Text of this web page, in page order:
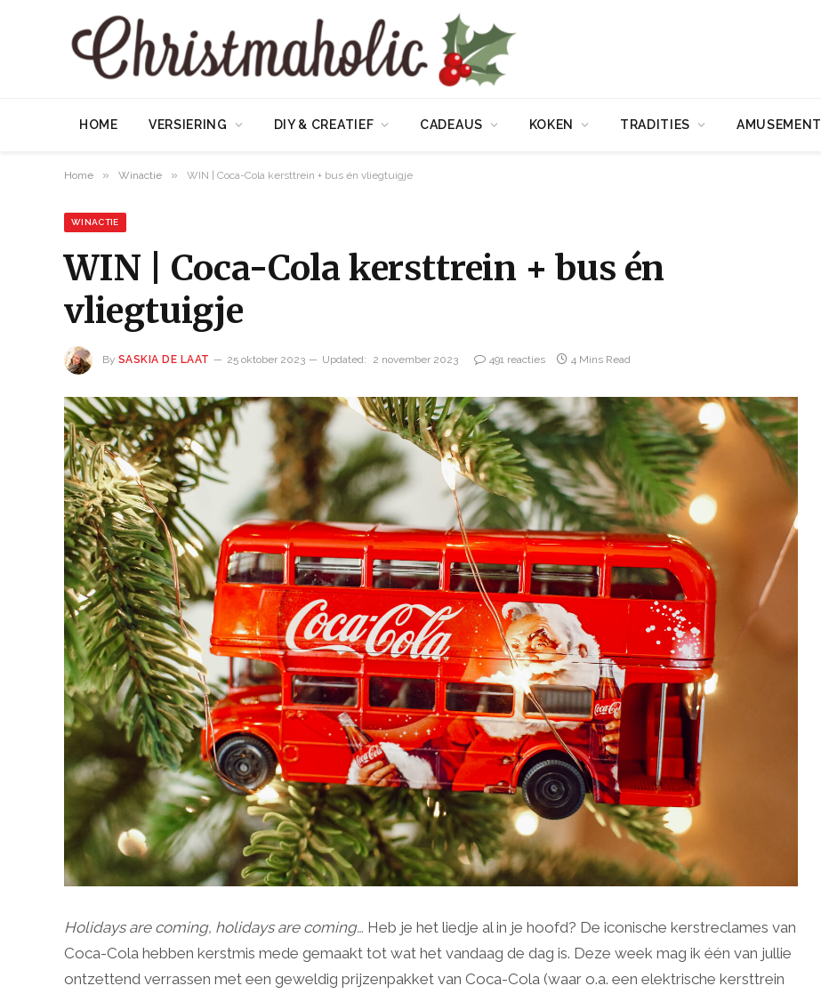
HOME VERSIERING DIY & CREATIEF CADEAUS KOKEN TRADITIES AMUSEMENT
Home » Winactie » WIN | Coca-Cola kersttrein + bus én vliegtuigje
WINACTIE
WIN | Coca-Cola kersttrein + bus én
vliegtuigje
By SASKIA DE LAAT 25 oktober 2023 Updated: 2 november 2023 491 reacties 4 Mins Read
Holidays are coming, holidays are coming… Heb je het liedje al in je hoofd? De iconische kerstreclames van
Coca-Cola hebben kerstmis mede gemaakt tot wat het vandaag de dag is. Deze week mag ik één van jullie
ontzettend verrassen met een geweldig prijzenpakket van Coca-Cola (waar o.a. een elektrische kersttrein